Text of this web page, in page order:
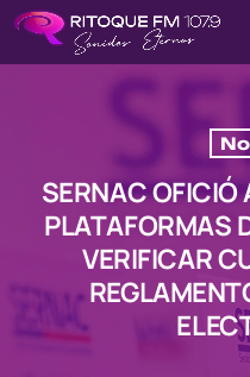
SERNAC OFICIÓ
PLATAFORMAS
VERIFICAR